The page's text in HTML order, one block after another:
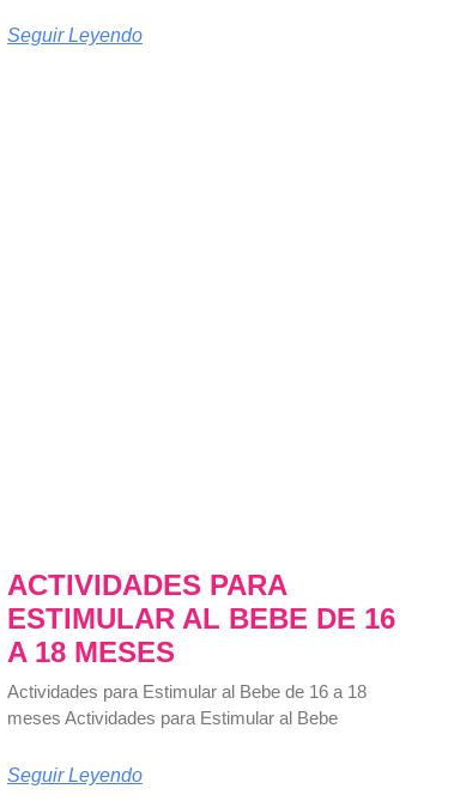
Seguir Leyendo
ACTIVIDADES PARA
ESTIMULAR AL BEBE DE 16
A 18 MESES
Actividades para Estimular al Bebe de 16 a 18
meses Actividades para Estimular al Bebe
Seguir Leyendo